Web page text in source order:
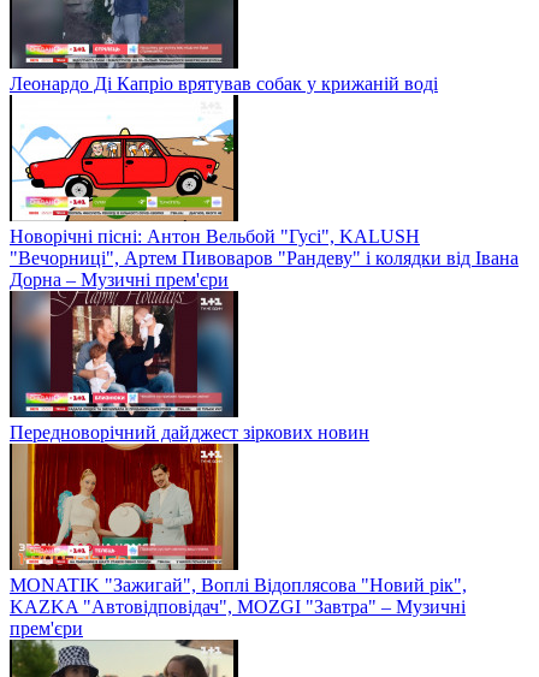
Леонардо Ді Капріо врятував собак у крижаній воді
Новорічні пісні: Антон Вельбой "Гусі", KALUSH
"Вечорниці", Артем Пивоваров "Рандеву" і колядки від Івана
Дорна – Музичні прем'єри
Передноворічний дайджест зіркових новин
MONATIK "Зажигай", Воплі Відоплясова "Новий рік",
KAZKA "Автовідповідач", MOZGI "Завтра" – Музичні
прем'єри